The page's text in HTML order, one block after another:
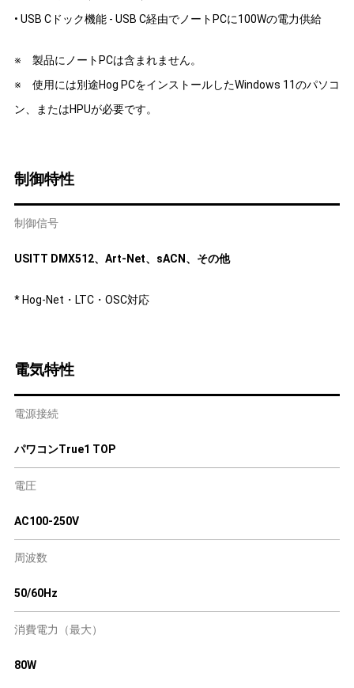
• USB Cドック機能 - USB C経由でノートPCに100Wの電力供給
※ 製品にノートPCは含まれません。
※ 使用には別途Hog PCをインストールしたWindows 11のパソコ
ン、またはHPUが必要です。
制御特性
制御信号
USITT DMX512、Art-Net、sACN、その他
* Hog-Net・LTC・OSC対応
電気特性
電源接続
パワコンTrue1 TOP
電圧
AC100-250V
周波数
50/60Hz
消費電力（最大）
80W